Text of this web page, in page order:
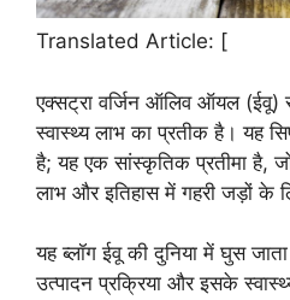
Translated Article: [
एक्सट्रा वर्जिन ऑलिव ऑयल (ईवू)
स्वास्थ्य लाभ का प्रतीक है। यह
है; यह एक सांस्कृतिक प्रतीमा है,
लाभ और इतिहास में गहरी जड़ों के
यह ब्लॉग ईवू की दुनिया में घुस
उत्पादन प्रक्रिया और इसके